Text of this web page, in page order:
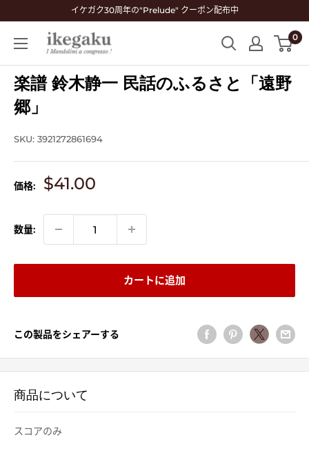
ン
イケガク30周年の"Prelude" クーポン配布中
Mandolin
&
Guitar
Shop
0
楽譜 鈴木静一 民話のふるさと「遠野
郷」
SKU: 3921272861694
価格:
販
価
格
$41.00
数量:
カートに追加
この製品をシェアーする
商品について
スコアのみ